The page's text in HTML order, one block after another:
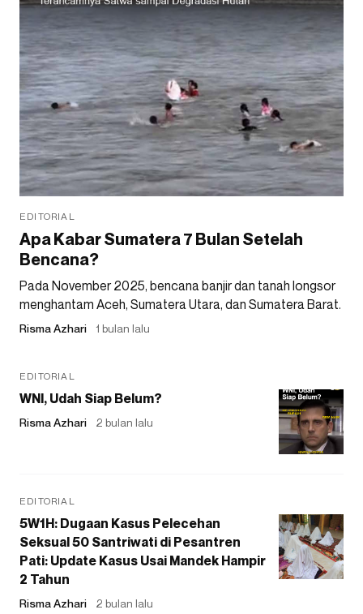
EDITORIAL
Apa Kabar Sumatera 7 Bulan Setelah
Bencana?
Pada November 2025, bencana banjir dan tanah longsor
menghantam Aceh, Sumatera Utara, dan Sumatera Barat.
Risma Azhari 1 bulan lalu
EDITORIAL
WNI, Udah Siap Belum?
Risma Azhari 2 bulan lalu
EDITORIAL
5W1H: Dugaan Kasus Pelecehan
Seksual 50 Santriwati di Pesantren
Pati: Update Kasus Usai Mandek Hampir
2 Tahun
Risma Azhari 2 bulan lalu